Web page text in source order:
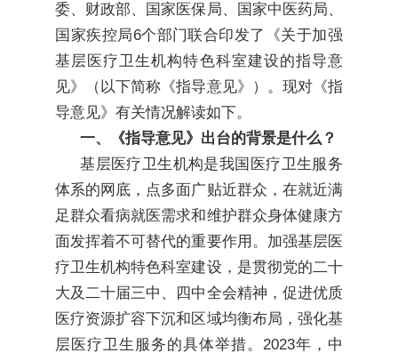
委、财政部、国家医保局、国家中医药局、
国家疾控局6个部门联合印发了《关于加强
基层医疗卫生机构特色科室建设的指导意
见》（以下简称《指导意见》）。现对《指
导意见》有关情况解读如下。
一、《指导意见》出台的背景是什么？
基层医疗卫生机构是我国医疗卫生服务
体系的网底，点多面广贴近群众，在就近满
足群众看病就医需求和维护群众身体健康方
面发挥着不可替代的重要作用。加强基层医
疗卫生机构特色科室建设，是贯彻党的二十
大及二十届三中、四中全会精神，促进优质
医疗资源扩容下沉和区域均衡布局，强化基
层医疗卫生服务的具体举措。2023年，中